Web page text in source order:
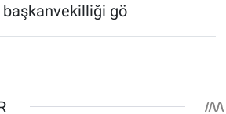
başkanvekilliği gö